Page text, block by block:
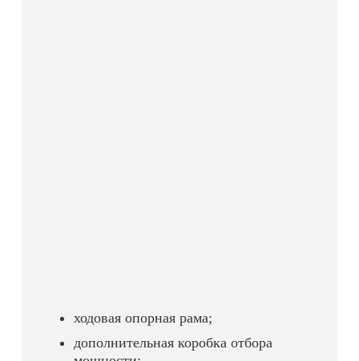
ходовая опорная рама;
дополнительная коробка отбора